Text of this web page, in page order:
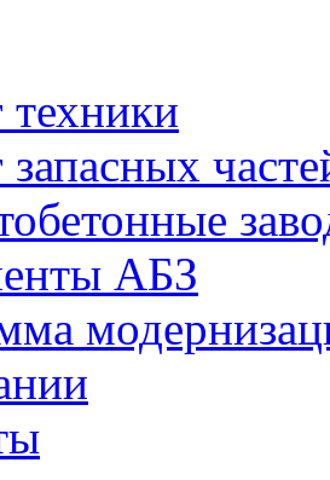
техники
запасных
АБЗ